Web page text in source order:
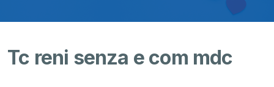
Tc reni senza e com mdc